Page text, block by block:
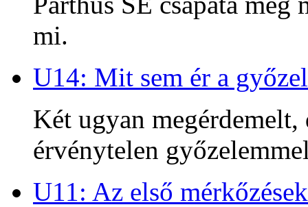
mi.
U14: Mit sem ér a
Két ugyan
érvénytelen
U11: Az első mérkőzések